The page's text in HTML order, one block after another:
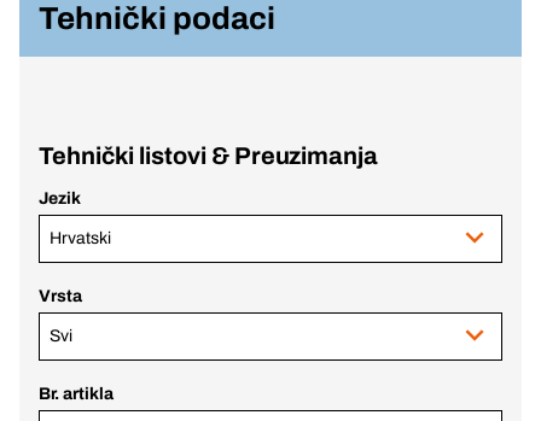
Tehnički podaci
Tehnički listovi & Preuzimanja
Jezik
Hrvatski
Vrsta
Svi
Br. artikla